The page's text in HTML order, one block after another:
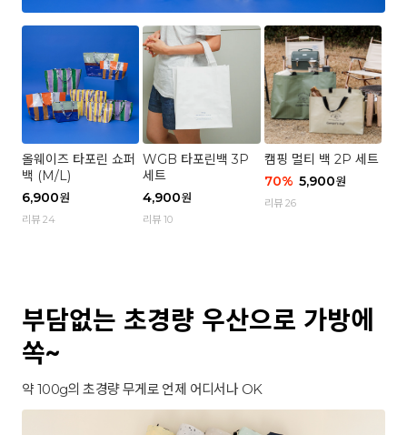
올웨이즈 타포린 쇼퍼
백 (M/L)
6,900원
리뷰 24
WGB 타포린백 3P
세트
4,900원
리뷰 10
캠핑 멀티 백 2P 세트
70% 5,900원
리뷰 26
부담없는 초경량 우산으로 가방에
쏙~
약 100g의 초경량 무게로 언제 어디서나 OK